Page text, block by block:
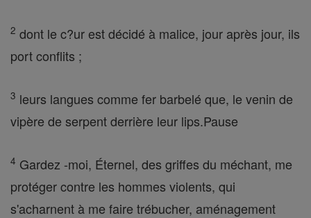
2 dont le c?ur est décidé à malice, jour après jour, ils
port conflits ;
3 leurs langues comme fer barbelé que, le venin de
vipère de serpent derrière leur lips.Pause
4 Gardez -moi, Éternel, des griffes du méchant, me
protéger contre les hommes violents, qui
s'acharnent à me faire trébucher, aménagement